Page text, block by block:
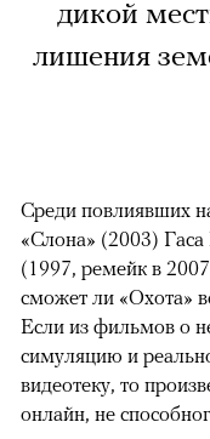
дикой
лишения
Среди повлиявших
«Слона» (2003)
(1997, ремейк в
сможет ли «Охота»
Если из фильмов о
симуляцию и
видеотеку, то
онлайн, не